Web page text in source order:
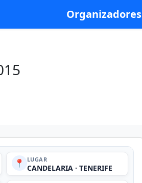
Organizadores
📍 LUGAR
CANDELARIA · TENERIFE